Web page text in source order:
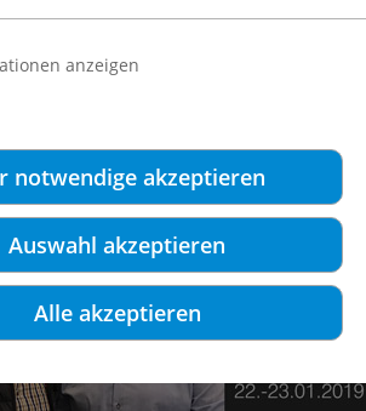
anzeigen
notwendige akzeptieren
Auswahl akzeptieren
Alle akzeptieren
& Dr. Leonie
Harms besuchten
Praktische